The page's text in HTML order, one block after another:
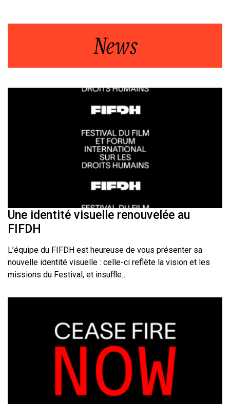
Une identité visuelle renouvelée au
FIFDH
L’équipe du FIFDH est heureuse de vous présenter sa
nouvelle identité visuelle : celle-ci reflète la vision et les
missions du Festival, et insuffle…